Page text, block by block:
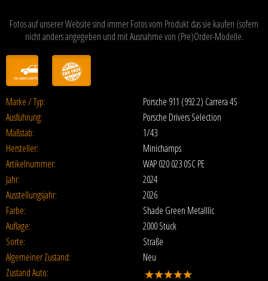
Fotos auf unserer Website sind immer Fotos vom Produkt das sie kaufen (sofern
nicht anders angegeben und mit Ausnahme von (Pre)Order-Modelle.
Marke / Typ:
Porsche 911 (992.2) Carrera 4S
Ausführung:
Porsche Drivers Selection
Maßstab:
1/43
Hersteller:
Minichamps
Artikelnummer:
WAP 020 023 0SC PE
Jahr:
2024
Ausstellungsjahr:
2026
Farbe:
Shade Green Metalllic
Auflage:
2000 Stück
Sorte:
Straße
Algemeiner Zustand:
Neu
Zustand Auto: